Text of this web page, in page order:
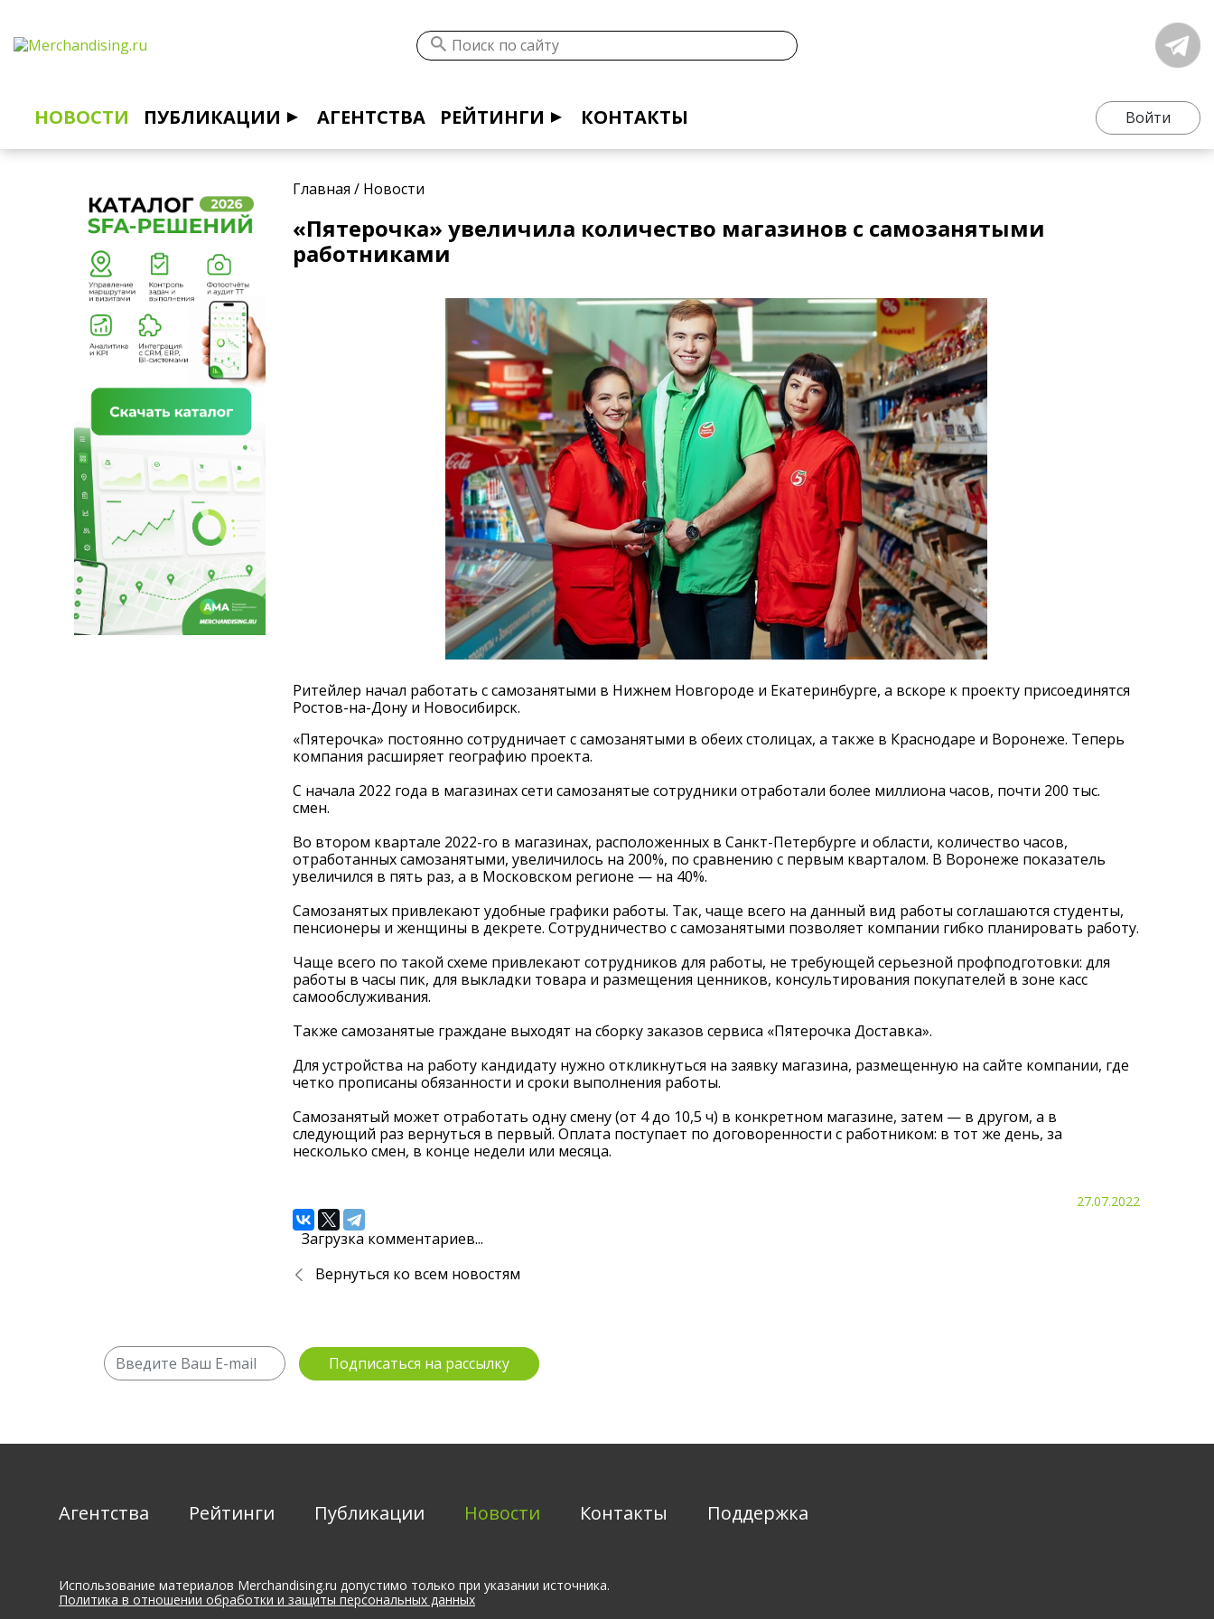
НОВОСТИ ПУБЛИКАЦИИ АГЕНТСТВА РЕЙТИНГИ КОНТАКТЫ Войти
Главная / Новости
«Пятерочка» увеличила количество магазинов с самозанятыми
работниками
Ритейлер начал работать с самозанятыми в Нижнем Новгороде и Екатеринбурге, а вскоре к проекту присоединятся
Ростов-на-Дону и Новосибирск.
«Пятерочка» постоянно сотрудничает с самозанятыми в обеих столицах, а также в Краснодаре и Воронеже. Теперь
компания расширяет географию проекта.
С начала 2022 года в магазинах сети самозанятые сотрудники отработали более миллиона часов, почти 200 тыс.
смен.
Во втором квартале 2022-го в магазинах, расположенных в Санкт-Петербурге и области, количество часов,
отработанных самозанятыми, увеличилось на 200%, по сравнению с первым кварталом. В Воронеже показатель
увеличился в пять раз, а в Московском регионе — на 40%.
Самозанятых привлекают удобные графики работы. Так, чаще всего на данный вид работы соглашаются студенты,
пенсионеры и женщины в декрете. Сотрудничество с самозанятыми позволяет компании гибко планировать работу.
Чаще всего по такой схеме привлекают сотрудников для работы, не требующей серьезной профподготовки: для
работы в часы пик, для выкладки товара и размещения ценников, консультирования покупателей в зоне касс
самообслуживания.
Также самозанятые граждане выходят на сборку заказов сервиса «Пятерочка Доставка».
Для устройства на работу кандидату нужно откликнуться на заявку магазина, размещенную на сайте компании, где
четко прописаны обязанности и сроки выполнения работы.
Самозанятый может отработать одну смену (от 4 до 10,5 ч) в конкретном магазине, затем — в другом, а в
следующий раз вернуться в первый. Оплата поступает по договоренности с работником: в тот же день, за
несколько смен, в конце недели или месяца.
27.07.2022
Загрузка комментариев...
Вернуться ко всем новостям
Агентства Рейтинги Публикации Новости Контакты Поддержка
Использование материалов Merchandising.ru допустимо только при указании источника.
Политика в отношении обработки и защиты персональных данных